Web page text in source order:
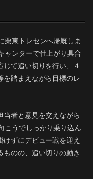
栗東トレセンへ帰厩しま
ャンターで仕上がり具合
じて追い切りを行い、４
を踏まえながら目標のレ
者と意見を交えながら
こうでしっかり乗り込ん
ずにデビュー戦を迎え
ものの、追い切りの動き